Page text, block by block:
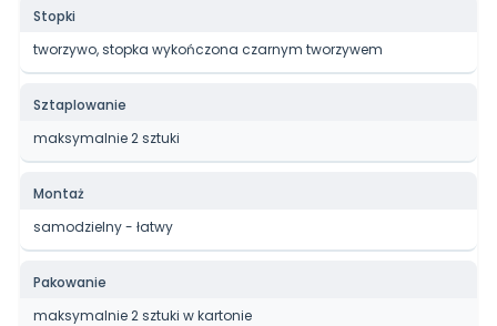
Stopki
tworzywo, stopka wykończona czarnym tworzywem
Sztaplowanie
maksymalnie 2 sztuki
Montaż
samodzielny - łatwy
Pakowanie
maksymalnie 2 sztuki w kartonie